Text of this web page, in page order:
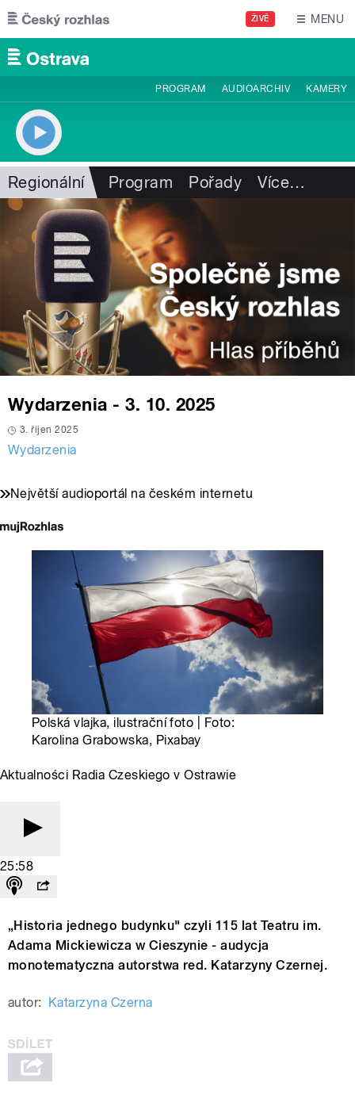
Přejít k hlavnímu obsahu
ŽIVĚ MENU
PROGRAM AUDIOARCHIV KAMERY
Regionální Program Pořady Více…
Wydarzenia - 3. 10. 2025
3. říjen 2025
Wydarzenia
Největší audioportál na českém internetu
Polská vlajka, ilustrační foto | Foto:
Karolina Grabowska, Pixabay
Aktualności Radia Czeskiego v Ostrawie
25:58
„Historia jednego budynku" czyli 115 lat Teatru im.
Adama Mickiewicza w Cieszynie - audycja
monotematyczna autorstwa red. Katarzyny Czernej.
autor: Katarzyna Czerna